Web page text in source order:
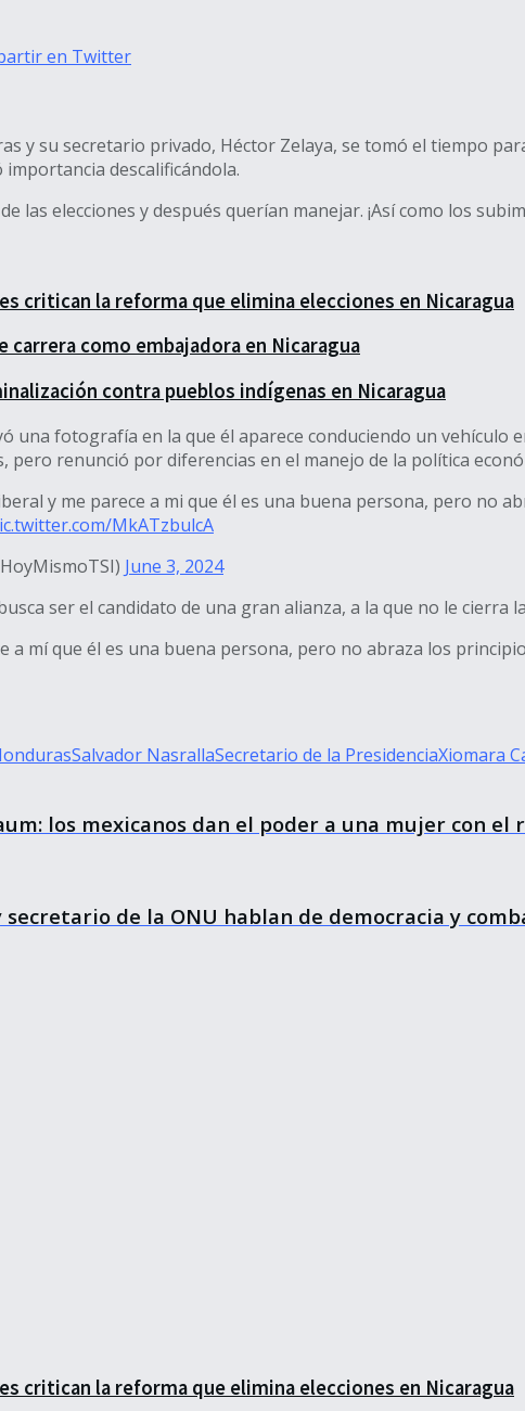
en Twitter
y su secretario privado, Héctor Zelaya, se tomó el tiempo
descalificándola.
las elecciones y después querían manejar. ¡Así como los
critican la reforma que elimina elecciones en Nicaragua
carrera como embajadora en Nicaragua
contra pueblos indígenas en Nicaragua
una fotografía en la que él aparece conduciendo un vehículo
pero renunció por diferencias en el manejo de la política
y me parece a mi que él es una buena persona, pero no
MkATzbulcA
June 3, 2024
ser el candidato de una gran alianza, a la que no le
a mí que él es una buena persona, pero no abraza los
Salvador NasrallaSecretario de la PresidenciaXiomara
los mexicanos dan el poder a una mujer con
de la ONU hablan de democracia y
critican la reforma que elimina elecciones en Nicaragua